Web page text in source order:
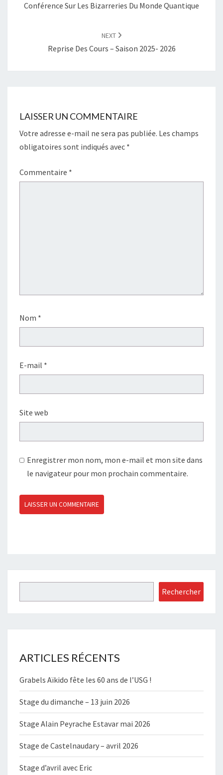
Conférence Sur Les Bizarreries Du Monde Quantique
NEXT
Reprise Des Cours – Saison 2025- 2026
LAISSER UN COMMENTAIRE
Votre adresse e-mail ne sera pas publiée. Les champs
obligatoires sont indiqués avec *
Commentaire *
Nom *
E-mail *
Site web
Enregistrer mon nom, mon e-mail et mon site dans
le navigateur pour mon prochain commentaire.
Rechercher
ARTICLES RÉCENTS
Grabels Aïkido fête les 60 ans de l’USG !
Stage du dimanche – 13 juin 2026
Stage Alain Peyrache Estavar mai 2026
Stage de Castelnaudary – avril 2026
Stage d’avril avec Eric